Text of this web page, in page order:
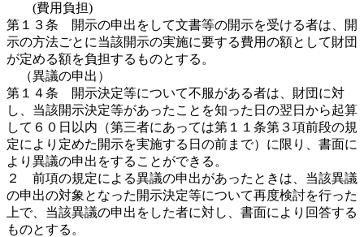
(費用負担)
第１３条 開示の申出をして文書等の開示を受ける者は、開
示の方法ごとに当該開示の実施に要する費用の額として財団
が定める額を負担するものとする。
（異議の申出）
第１４条 開示決定等について不服がある者は、財団に対
し、当該開示決定等があったことを知った日の翌日から起算
して６０日以内（第三者にあっては第１１条第３項前段の規
定により定めた開示を実施する日の前まで）に限り、書面に
より異議の申出をすることができる。
２ 前項の規定による異議の申出があったときは、当該異議
の申出の対象となった開示決定等について再度検討を行った
上で、当該異議の申出をした者に対し、書面により回答する
ものとする。